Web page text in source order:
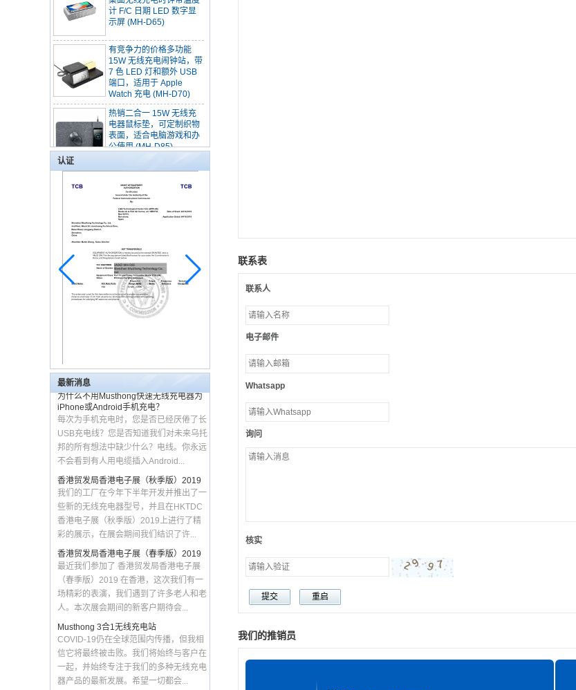
示屏 (MH-D65)
有竞争力的价格多功能
15W 无线充电闹钟站，带
7 色 LED 灯和额外 USB
端口，适用于 Apple
Watch 充电 (MH-D70)
热销二合一 15W 无线充
电器鼠标垫，可定制织物
表面，适合电脑游戏和办
公使用 (MH-D85)
角支架办公用(MH-D90)
出厂价 5000mAh
移动电源，带 UV 表面和
USB-C PD20W 快速充电
iPhone (MH-P20)
10000mAh 15W 快速无
线充电移动电源，带强力
吸盘支架和 LED 数字电量
Galaxy Watch 和 AirPods
Qi 兼容手机 (MH-Q400)
可定制 5 合 1 15W 无线充
电闹钟，带触摸夜灯和可
拆卸 USB 模块，适用于
Apple Watch 和
Samsung Galaxy Watch
有竞争力的价格磁性无线
充电站和 15W 可折叠
MagSafe 充电器，带夜灯
和定制 PU 表面 (MH-
Q490)
铝合金可折叠 MagSafe
无线充电器，带触摸夜灯
和 LED 充电指示灯，适用
于 Apple Watch AirPods
和 iPhone (MH-Q510)
无线充电器，带收纳盒和
60W C-C 数据线 SIM 卡
插槽，适合旅行使用 (MH-
D9)
20 毫米长距离无线充电家
认证
最新消息
关于深圳Musthong科技有限公司
新的无线乐趣。 我们的总部Tymin...
为什么不用Musthong快速无线充电器为
iPhone或Android手机充电？
每次为手机充电时，您是否已经厌倦了长
USB充电线？您是否知道我们对未来乌托
邦的所有想法中缺少什么？电线。你永远
不会看到有人用电缆插入Android...
我们的工厂在今年下半年开发并推出了一
些新的无线充电器型号，并且在HKTDC
香港电子展（秋季版）2019上进行了精
彩的展示，在展会期间我们结识了许...
最近我们参加了 香港贸发局香港电子展
（春季版）2019 在香港，这次我们有一
场精彩的表演，我们遇到了许多老人和老
人。本次展会期间的新客户期待会...
COVID-19仍在全球范围内传播，但我相
信它将最终被击败。我们将始终与客户在
一起，并始终专注于我们的多种无线充电
器产品的最新发展。希望一切都会...
联系表
联系人
电子邮件
Whatsapp
询问
核实
我们的推销员